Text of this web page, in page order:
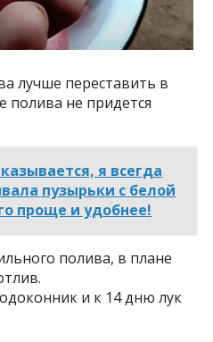
лучше переставить в
полива не придется
я всегда
пузырьки с белой
проще и удобнее!
полива, в плане
и к 14 дню лук